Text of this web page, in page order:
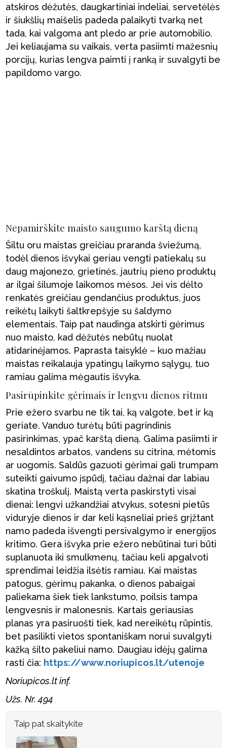
atskiros dėžutės, daugkartiniai indeliai, servetėlės
ir šiukšlių maišelis padeda palaikyti tvarką net
tada, kai valgoma ant pledo ar prie automobilio.
Jei keliaujama su vaikais, verta pasiimti mažesnių
porcijų, kurias lengva paimti į ranką ir suvalgyti be
papildomo vargo.
Nepamirškite maisto saugumo karštą dieną
Šiltu oru maistas greičiau praranda šviežumą,
todėl dienos išvykai geriau vengti patiekalų su
daug majonezo, grietinės, jautrių pieno produktų
ar ilgai šilumoje laikomos mėsos. Jei vis dėlto
renkatės greičiau gendančius produktus, juos
reikėtų laikyti šaltkrepšyje su šaldymo
elementais. Taip pat naudinga atskirti gėrimus
nuo maisto, kad dėžutės nebūtų nuolat
atidarinėjamos. Paprasta taisyklė – kuo mažiau
maistas reikalauja ypatingų laikymo sąlygų, tuo
ramiau galima mėgautis išvyka.
Pasirūpinkite gėrimais ir lengvu dienos ritmu
Prie ežero svarbu ne tik tai, ką valgote, bet ir ką
geriate. Vanduo turėtų būti pagrindinis
pasirinkimas, ypač karštą dieną. Galima pasiimti ir
nesaldintos arbatos, vandens su citrina, mėtomis
ar uogomis. Saldūs gazuoti gėrimai gali trumpam
suteikti gaivumo įspūdį, tačiau dažnai dar labiau
skatina troškulį. Maistą verta paskirstyti visai
dienai: lengvi užkandžiai atvykus, sotesni pietūs
viduryje dienos ir dar keli kąsneliai prieš grįžtant
namo padeda išvengti persivalgymo ir energijos
kritimo. Gera išvyka prie ežero nebūtinai turi būti
suplanuota iki smulkmenų, tačiau keli apgalvoti
sprendimai leidžia ilsėtis ramiau. Kai maistas
patogus, gėrimų pakanka, o dienos pabaigai
paliekama šiek tiek lankstumo, poilsis tampa
lengvesnis ir malonesnis. Kartais geriausias
planas yra pasiruošti tiek, kad nereikėtų rūpintis,
bet pasilikti vietos spontaniškam norui suvalgyti
kažką šilto pakeliui namo. Daugiau idėjų galima
rasti čia: https://www.noriupicos.lt/utenoje
Noriupicos.lt inf.
Užs. Nr. 494
Taip pat skaitykite